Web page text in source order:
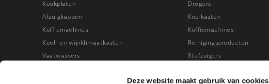
Deze website maakt gebruik van cookies
Kookplaten
Afzuigkappen
Koffiemachines
Koel- en wijnklimaatkasten
Vaatwassers
Drogers
Koelkasten
Koffiemachines
Reinigingsproducten
Stofzuigers
Vaatwassers